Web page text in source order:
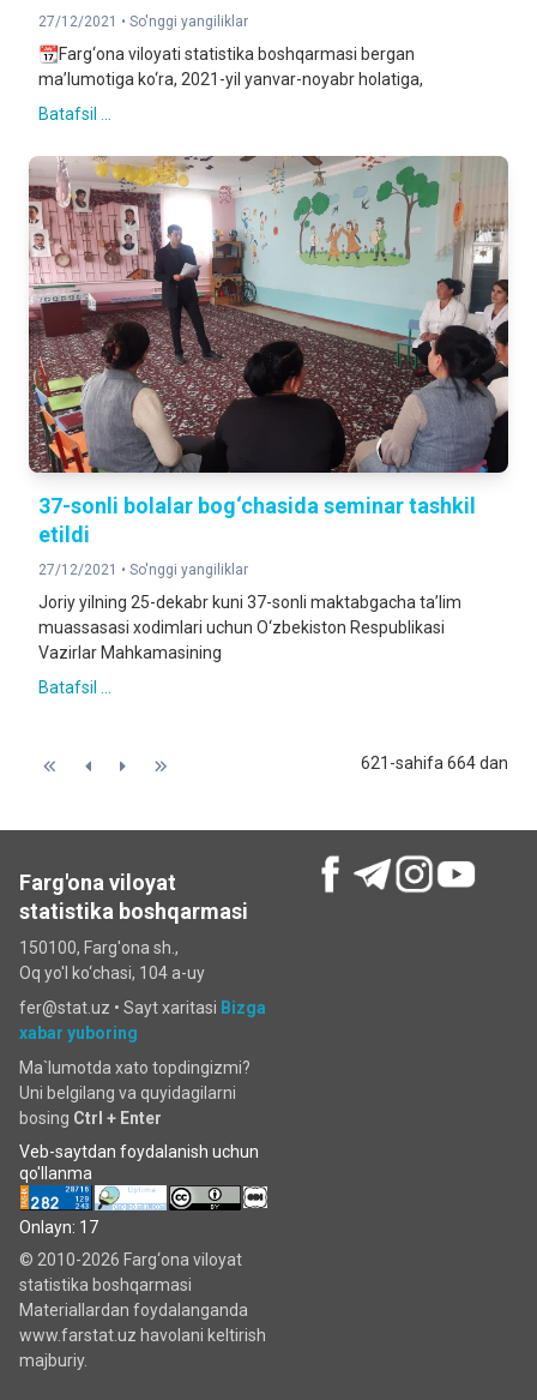
27/12/2021 • So'nggi yangiliklar
📆Farg‘ona viloyati statistika boshqarmasi bergan
ma’lumotiga ko‘ra, 2021-yil yanvar-noyabr holatiga,
Batafsil ...
37-sonli bolalar bog‘chasida seminar tashkil
etildi
27/12/2021 • So'nggi yangiliklar
Joriy yilning 25-dekabr kuni 37-sonli maktabgacha ta’lim
muassasasi xodimlari uchun O‘zbekiston Respublikasi
Vazirlar Mahkamasining
Batafsil ...
621-sahifa 664 dan
Farg'ona viloyat
statistika boshqarmasi
150100, Farg'ona sh.,
Oq yo'l ko‘chаsi, 104 a-uy
fer@stat.uz • Sayt xaritasi Bizga
xabar yuboring
Ma`lumotda xato topdingizmi?
Uni belgilang va quyidagilarni
bosing Ctrl + Enter
Veb-saytdan foydalanish uchun
qo'llanma
Onlayn: 17
© 2010-2026 Farg‘ona viloyat
statistika boshqarmasi
Materiallardan foydalanganda
www.farstat.uz havolani keltirish
majburiy.